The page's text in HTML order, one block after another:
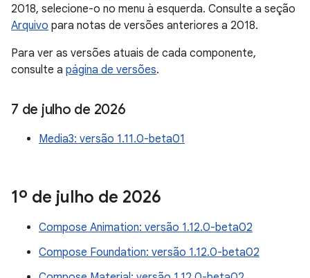
2018, selecione-o no menu à esquerda. Consulte a seção
Arquivo para notas de versões anteriores a 2018.
Para ver as versões atuais de cada componente,
consulte a página de versões.
7 de julho de 2026
Media3: versão 1.11.0-beta01
1º de julho de 2026
Compose Animation: versão 1.12.0-beta02
Compose Foundation: versão 1.12.0-beta02